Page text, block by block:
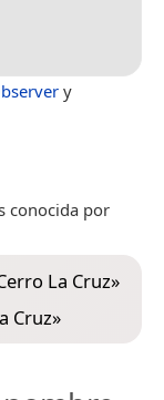
y
conocida por
La Cruz»
Cruz»